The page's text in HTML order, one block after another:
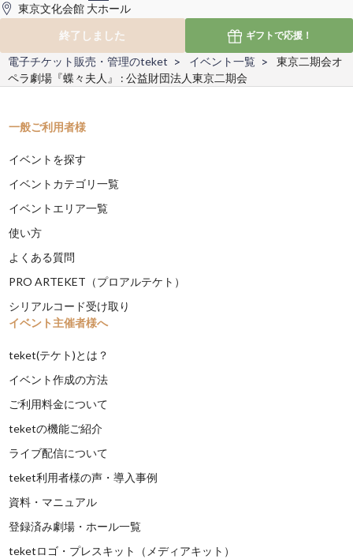
東京文化会館 大ホール
終了しました
ギフトで応援！
電子チケット販売・管理のteket イベント一覧
東京二期会オ
ペラ劇場『蝶々夫人』 : 公益財団法人東京二期会
一般ご利用者様
イベントを探す
イベントカテゴリ一覧
イベントエリア一覧
使い方
よくある質問
PRO ARTEKET（プロアルテケト）
シリアルコード受け取り
イベント主催者様へ
teket(テケト)とは？
イベント作成の方法
ご利用料金について
teketの機能ご紹介
ライブ配信について
teket利用者様の声・導入事例
資料・マニュアル
登録済み劇場・ホール一覧
teketロゴ・プレスキット（メディアキット）